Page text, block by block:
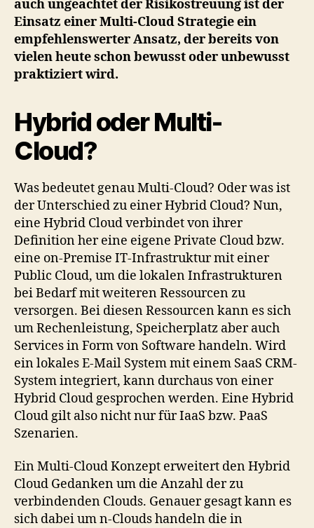
Cloud
getriebenen
Welt
auch ungeachtet der Risikostreuung ist der
Einsatz einer Multi-Cloud Strategie ein
empfehlenswerter Ansatz, der bereits von
vielen heute schon bewusst oder unbewusst
praktiziert wird.
Hybrid oder Multi-
Cloud?
Was bedeutet genau Multi-Cloud? Oder was ist
der Unterschied zu einer Hybrid Cloud? Nun,
eine Hybrid Cloud verbindet von ihrer
Definition her eine eigene Private Cloud bzw.
eine on-Premise IT-Infrastruktur mit einer
Public Cloud, um die lokalen Infrastrukturen
bei Bedarf mit weiteren Ressourcen zu
versorgen. Bei diesen Ressourcen kann es sich
um Rechenleistung, Speicherplatz aber auch
Services in Form von Software handeln. Wird
ein lokales E-Mail System mit einem SaaS CRM-
System integriert, kann durchaus von einer
Hybrid Cloud gesprochen werden. Eine Hybrid
Cloud gilt also nicht nur für IaaS bzw. PaaS
Szenarien.
Ein Multi-Cloud Konzept erweitert den Hybrid
Cloud Gedanken um die Anzahl der zu
verbindenden Clouds. Genauer gesagt kann es
sich dabei um n-Clouds handeln die in